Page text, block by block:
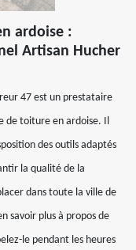
ardoise :
Artisan Hucher
47 est un prestataire
de toiture en ardoise. Il
des outils adaptés
la qualité de la
dans toute la ville de
savoir plus à propos de
le pendant les heures